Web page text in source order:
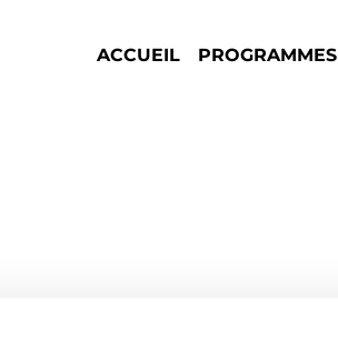
ACCUEIL PROGRAMMES